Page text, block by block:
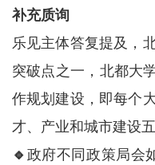
补充质询
乐见主体答复提及，
突破点之一，北都大
作规划建设，即每个
才、产业和城市建设五
🔹 政府不同政策局会